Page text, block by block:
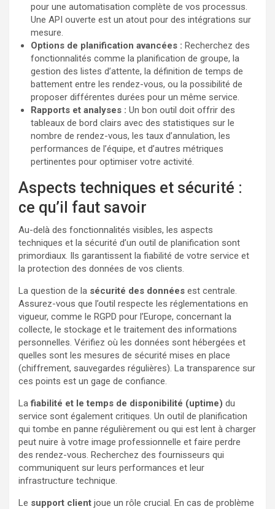
pour une automatisation complète de vos processus.
Une API ouverte est un atout pour des intégrations sur
mesure.
Options de planification avancées : Recherchez des
fonctionnalités comme la planification de groupe, la
gestion des listes d’attente, la définition de temps de
battement entre les rendez-vous, ou la possibilité de
proposer différentes durées pour un même service.
Rapports et analyses : Un bon outil doit offrir des
tableaux de bord clairs avec des statistiques sur le
nombre de rendez-vous, les taux d’annulation, les
performances de l’équipe, et d’autres métriques
pertinentes pour optimiser votre activité.
Aspects techniques et sécurité :
ce qu’il faut savoir
Au-delà des fonctionnalités visibles, les aspects
techniques et la sécurité d’un outil de planification sont
primordiaux. Ils garantissent la fiabilité de votre service et
la protection des données de vos clients.
La question de la sécurité des données est centrale.
Assurez-vous que l’outil respecte les réglementations en
vigueur, comme le RGPD pour l’Europe, concernant la
collecte, le stockage et le traitement des informations
personnelles. Vérifiez où les données sont hébergées et
quelles sont les mesures de sécurité mises en place
(chiffrement, sauvegardes régulières). La transparence sur
ces points est un gage de confiance.
Lafiabilité et le temps de disponibilité (uptime) du
service sont également critiques. Un outil de planification
qui tombe en panne régulièrement ou qui est lent à charger
peut nuire à votre image professionnelle et faire perdre
des rendez-vous. Recherchez des fournisseurs qui
communiquent sur leurs performances et leur
infrastructure technique.
Le support client joue un rôle crucial. En cas de problème